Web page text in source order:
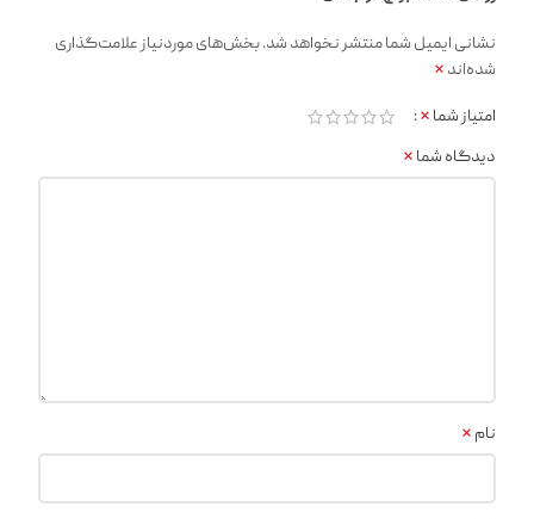
نشانی ایمیل شما منتشر نخواهد شد.بخش‌های موردنیاز علامت‌گذاری
شده‌اند *
امتیاز شما *
دیدگاه شما *
نام *